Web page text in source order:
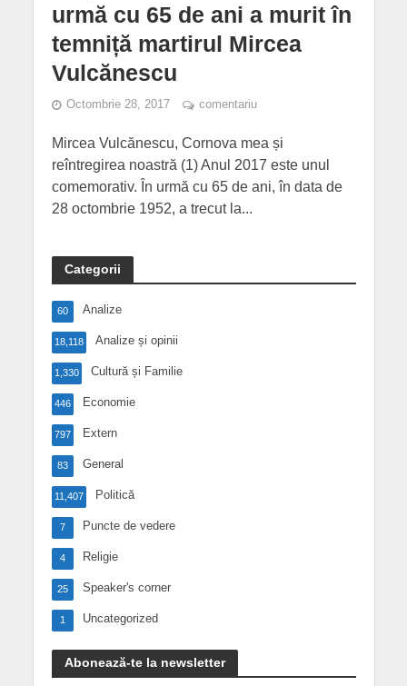
urmă cu 65 de ani a murit în
temniță martirul Mircea
Vulcănescu
Octombrie 28, 2017 comentariu
Mircea Vulcănescu, Cornova mea și
reîntregirea noastră (1) Anul 2017 este unul
comemorativ. În urmă cu 65 de ani, în data de
28 octombrie 1952, a trecut la...
Categorii
Analize
60
Analize și opinii
18,118
Cultură și Familie
1,330
Economie
446
Extern
797
General
83
Politică
11,407
Puncte de vedere
7
Religie
4
Speaker's corner
25
Uncategorized
1
Abonează-te la newsletter